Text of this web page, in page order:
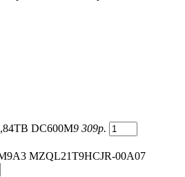
DC600M9 309р.
MZQL21T9HCJR-00A07